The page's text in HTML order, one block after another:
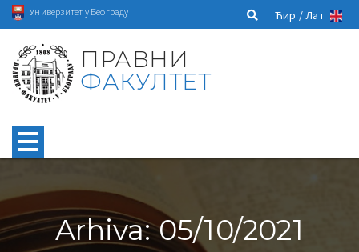
Универзитет у Београду Ћир /Лат
ПРАВНИ
ФАКУЛТЕТ
Arhiva: 05/10/2021